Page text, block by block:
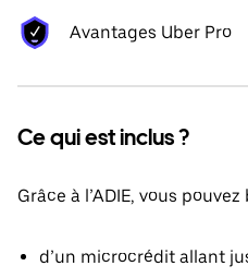
Avantages Uber Pro
Ce qui est inclus ?
Grâce à l’ADIE, vous
d’un microcrédit allant